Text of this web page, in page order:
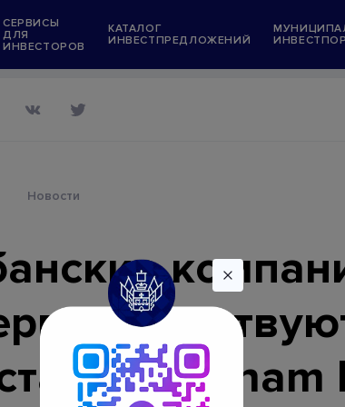
СЕРВИСЫ
ДЛЯ
ИНВЕСТОРОВ
КАТАЛОГ
ИНВЕСТПРЕДЛОЖЕНИЙ
Новости
Vietnam
режиме)
Информационные ресурсы
Меры поддержки инвестпроектов
Меры поддержки граждан и экономики
условиях санкций
Единый ресурс застройщиков (ЕРЗ)
Единая информационная система